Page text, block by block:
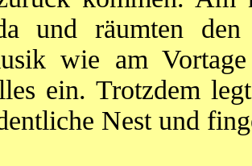
und räumten
wie am
ein. Trotzdem
Nest und